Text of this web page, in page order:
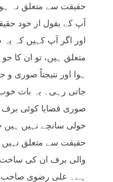
حقیقت سے متعلق نہ
آپ کے بقول از خود
اور اگر آپ کہیں کہ
متعلق ہیں، تو ان کا
ہوا اور نتیجتاً صوری
جاتی رہی۔ یہ بات خوب
صوری قضایا کوئی برف
خولی سانچے نہیں
حقیقت سے متعلق
والی برف ان کی
ہے۔ علی رضوی صاحب